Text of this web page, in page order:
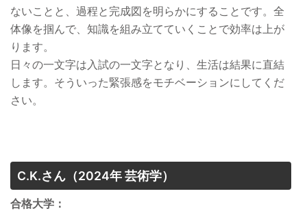
ないことと、過程と完成図を明らかにすることです。全
体像を掴んで、知識を組み立てていくことで効率は上が
ります。
日々の一文字は入試の一文字となり、生活は結果に直結
します。そういった緊張感をモチベーションにしてくだ
さい。
C.K.さん （2024年 芸術学）
合格大学：